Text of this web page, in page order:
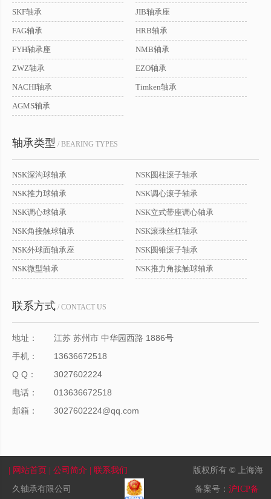
SKF轴承 JIB轴承座
FAG轴承 HRB轴承
FYH轴承座 NMB轴承
ZWZ轴承 EZO轴承
NACHI轴承 Timken轴承
AGMS轴承
轴承类型 / BEARING TYPES
NSK深沟球轴承 NSK圆柱滚子轴承
NSK推力球轴承 NSK调心滚子轴承
NSK调心球轴承 NSK立式带座调心轴承
NSK角接触球轴承 NSK滚珠丝杠轴承
NSK外球面轴承座 NSK圆锥滚子轴承
NSK微型轴承 NSK推力角接触球轴承
联系方式 / CONTACT US
地址：
江苏 苏州市 中华园西路 1886号
手机：
13636672518
Q Q：
3027602224
电话：
013636672518
邮箱：
3027602224@qq.com
| 网站首页 | 公司简介 | 联系我们
版权所有 © 上海海
久轴承有限公司
备案号： 沪ICP备